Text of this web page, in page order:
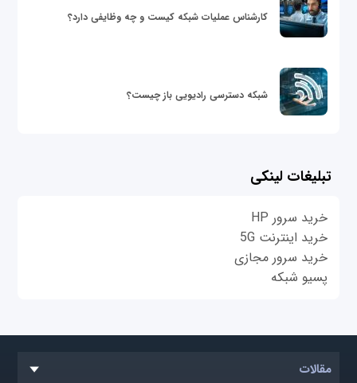
کارشناس عملیات شبکه کیست و چه وظایفی دارد؟
شبکه دسترسی رادیویی باز چیست؟
تبلیغات لینکی
خرید سرور HP
خرید اینترنت 5G
خرید سرور مجازی
پسیو شبکه
مقالات